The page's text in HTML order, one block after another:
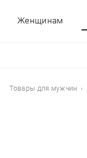
Женщинам
Товары для мужчин